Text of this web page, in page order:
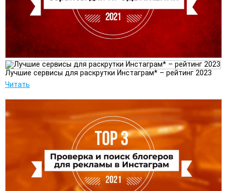
Лучшие сервисы для раскрутки Инстаграм* – рейтинг 2023
Читать